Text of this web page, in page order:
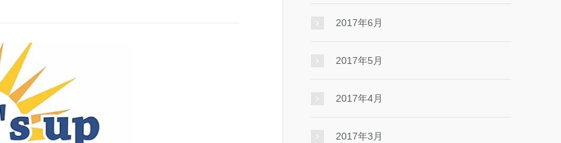
2017年6月
2017年5月
2017年4月
2017年3月